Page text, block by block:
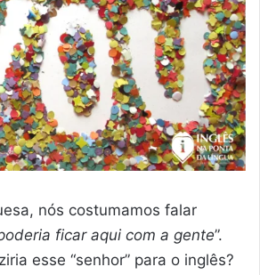
nós costumamos falar
ficar aqui com a gente”.
esse “senhor” para o inglês?